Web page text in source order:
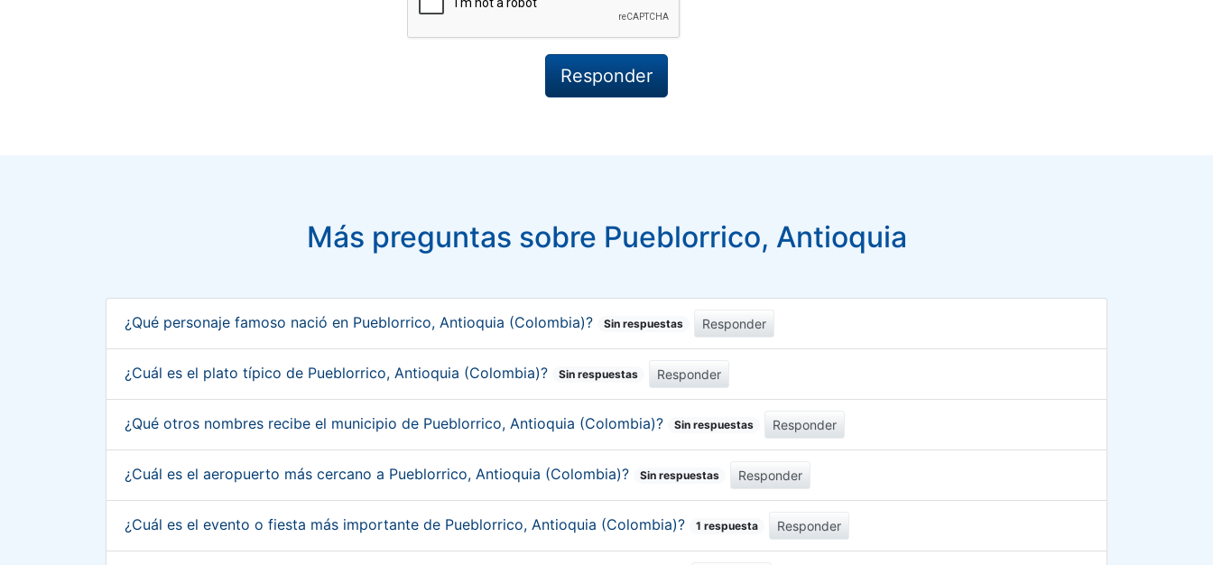
Más preguntas sobre Pueblorrico, Antioquia
¿Qué personaje famoso nació en Pueblorrico, Antioquia (Colombia)? Sin respuestas Responder
¿Cuál es el plato típico de Pueblorrico, Antioquia (Colombia)? Sin respuestas Responder
¿Qué otros nombres recibe el municipio de Pueblorrico, Antioquia (Colombia)? Sin respuestas Responder
¿Cuál es el aeropuerto más cercano a Pueblorrico, Antioquia (Colombia)? Sin respuestas Responder
¿Cuál es el evento o fiesta más importante de Pueblorrico, Antioquia (Colombia)? 1 respuesta Responder